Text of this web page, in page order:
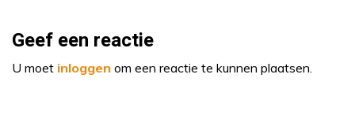
Geef een reactie
U moet inloggen om een reactie te kunnen plaatsen.